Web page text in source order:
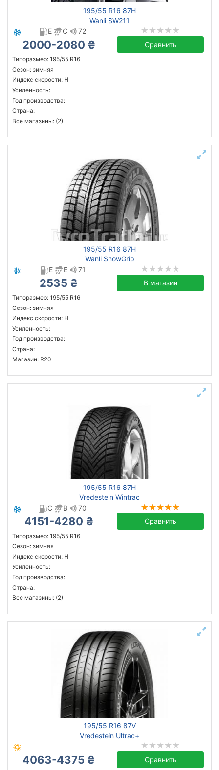
195/55 R16 87H
Wanli SW211
E
C 72
2000-2080 ₴ Сравнить
Типоразмер: 195/55 R16
Сезон: зимняя
Индекс скорости: H
Усиленность:
Год производства:
Страна:
Все магазины: (2)
195/55 R16 87H
Wanli SnowGrip
E
E 71
2535 ₴ В магазин
Типоразмер: 195/55 R16
Сезон: зимняя
Индекс скорости: H
Усиленность:
Год производства:
Страна:
Магазин: R20
195/55 R16 87H
Vredestein Wintrac
C
B 70
4151-4280 ₴ Сравнить
Типоразмер: 195/55 R16
Сезон: зимняя
Индекс скорости: H
Усиленность:
Год производства:
Страна:
Все магазины: (2)
195/55 R16 87V
Vredestein Ultrac+
4063-4375 ₴ Сравнить